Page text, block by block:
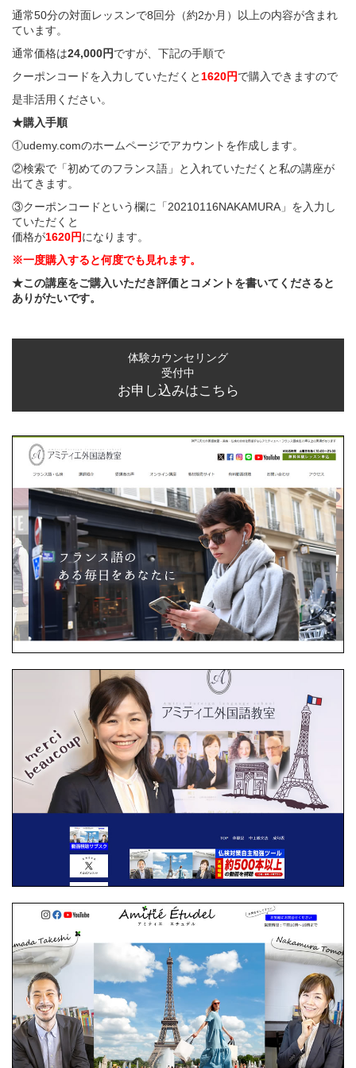
通常50分の対面レッスンで8回分（約2か月）以上の内容が含まれ
ています。
通常価格は24,000円ですが、下記の手順で
クーポンコードを入力していただくと 1620円で購入できますので
是非活用ください。
★購入手順
①udemy.comのホームページでアカウントを作成します。
②検索で「初めてのフランス語 」と入れていただくと私の講座が
出てきます。
③クーポンコードという欄に「20210116NAKAMURA」を入力し
ていただくと
価格が1620円になります。
※一度購入すると何度でも見れます。
★この講座をご購入いただき評価とコメントを書いてくださると
ありがたいです。
体験カウンセリング
受付中
お申し込みはこちら